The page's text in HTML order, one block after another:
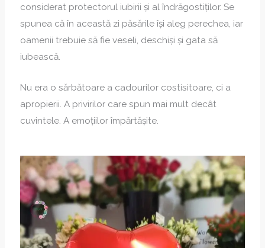
considerat protectorul iubirii și al îndrăgostiților. Se
spunea că în această zi păsările își aleg perechea, iar
oamenii trebuie să fie veseli, deschiși și gata să
iubească.
Nu era o sărbătoare a cadourilor costisitoare, ci a
apropierii. A privirilor care spun mai mult decât
cuvintele. A emoțiilor împărtășite.